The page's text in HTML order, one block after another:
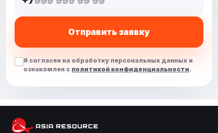
Отправить заявку
Я согласен на обработку персональных данных и
ознакомлен с политикой конфиденциальности.